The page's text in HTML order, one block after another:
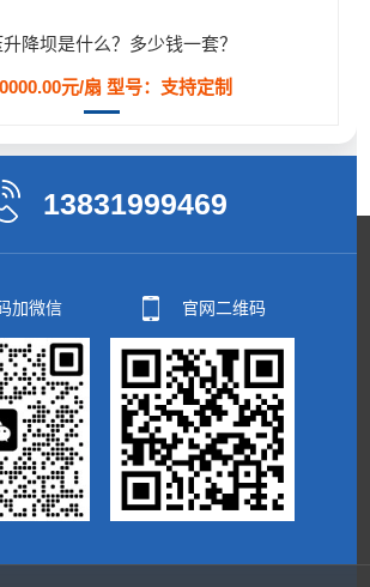
降坝是什么？多少钱一套？
元/扇 型号：支持定制
13831999469
加微信 官网二维码